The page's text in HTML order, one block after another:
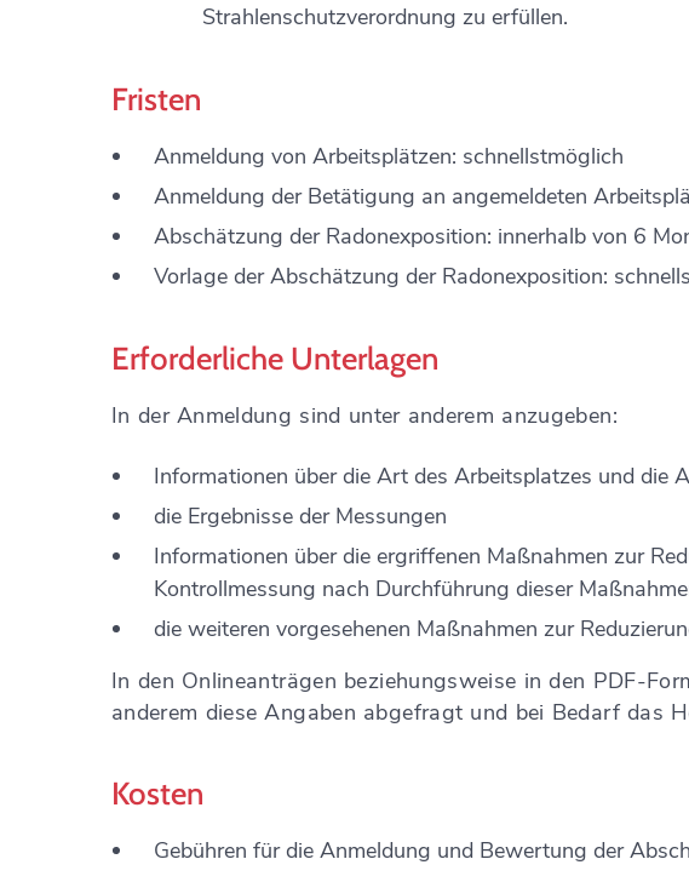
Strahlenschutzverordnung zu erfüllen.
Fristen
Anmeldung von Arbeitsplätzen: schnellstmöglich
Anmeldung der Betätigung an angemeldeten
Abschätzung der Radonexposition: innerhalb von 6
Vorlage der Abschätzung der Radonexposition:
Erforderliche Unterlagen
In der Anmeldung sind unter anderem anzugeben:
Informationen über die Art des Arbeitsplatzes und die
die Ergebnisse der Messungen
Informationen über die ergriffenen Maßnahmen zur
Kontrollmessung nach Durchführung dieser
die weiteren vorgesehenen Maßnahmen zur
In den Onlineanträgen beziehungsweise in den PDF-
anderem diese Angaben abgefragt und bei Bedarf das
Kosten
Gebühren für die Anmeldung und Bewertung der